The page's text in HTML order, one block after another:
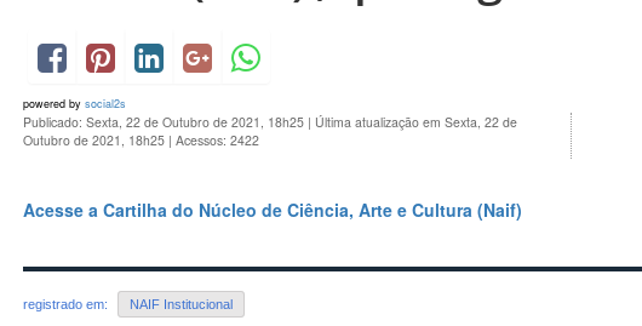
powered by social2s
Publicado: Sexta, 22 de Outubro de 2021, 18h25 | Última atualização em Sexta, 22 de
Outubro de 2021, 18h25 | Acessos: 2422
Acesse a Cartilha do Núcleo de Ciência, Arte e Cultura (Naif)
registrado em: NAIF Institucional